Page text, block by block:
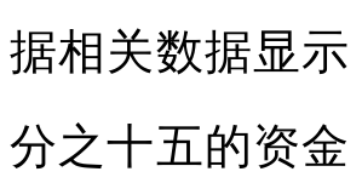
据相关数据显
分之十五的资